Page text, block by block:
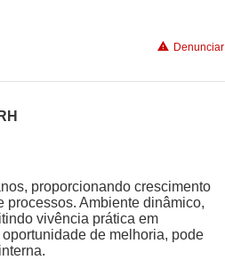
Denunciar
a vida familiar
proporcionando crescimento
processos. Ambiente dinâmico,
vivência prática em
de melhoria, pode